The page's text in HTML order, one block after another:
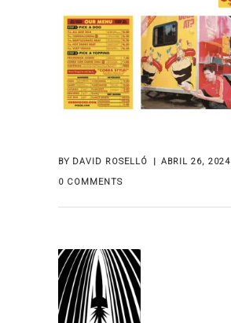
BY DAVID ROSELLÓ
ABRIL 26, 2024
0 COMMENTS